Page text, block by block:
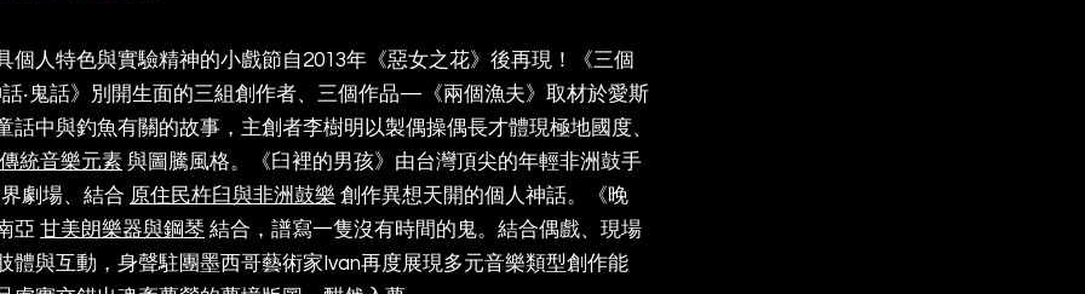
個人特色與實驗精神的小戲節自2013年《惡女之花》後再現！《三個
‧鬼話》別開生面的三組創作者、三個作品—《兩個漁夫》取材於愛斯
話中與釣魚有關的故事，主創者李樹明以製偶操偶長才體現極地國度、
統音樂元素 與圖騰風格。《臼裡的男孩》由台灣頂尖的年輕非洲鼓手
劇場、結合 原住民杵臼與非洲鼓樂 創作異想天開的個人神話。《晚
亞 甘美朗樂器與鋼琴 結合，譜寫一隻沒有時間的鬼。結合偶戲、現場
體與互動，身聲駐團墨西哥藝術家Ivan再度展現多元音樂類型創作能